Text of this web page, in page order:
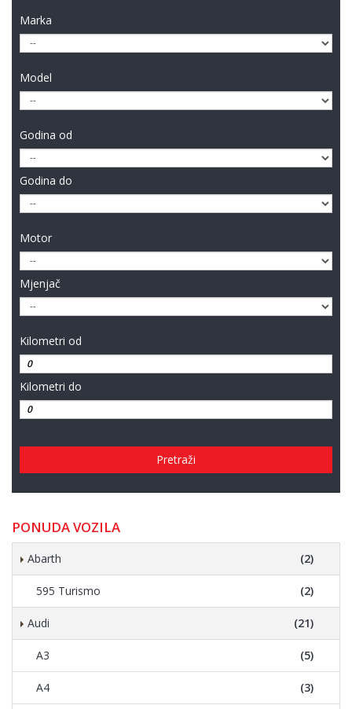
Marka
Model
Godina od
Godina do
Motor
Mjenjač
Kilometri od
Kilometri do
Pretraži
PONUDA VOZILA
Abarth (2)
595 Turismo (2)
Audi (21)
A3 (5)
A4 (3)